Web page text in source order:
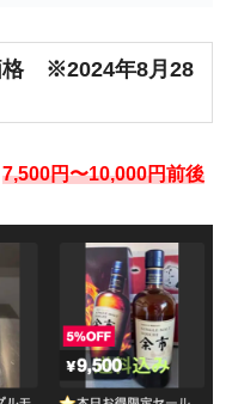
格 ※2024年8月28
7,500円〜10,000円前後